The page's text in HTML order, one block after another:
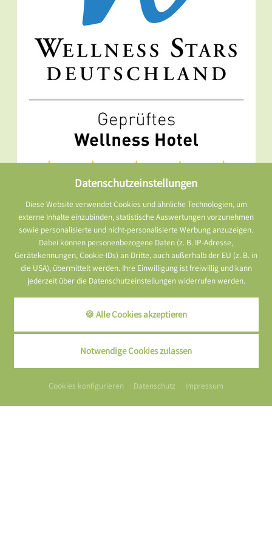
Datenschutzeinstellungen
Diese Website verwendet Cookies und ähnliche Technologien, um
externe Inhalte einzubinden, statistische Auswertungen vorzunehmen
sowie personalisierte und nicht-personalisierte Werbung anzuzeigen.
Dabei können personenbezogene Daten (z. B. IP-Adresse,
Gerätekennungen, Cookie-IDs) an Dritte, auch außerhalb der EU (z. B. in
die USA), übermittelt werden. Ihre Einwilligung ist freiwillig und kann
jederzeit über die Datenschutzeinstellungen widerrufen werden.
🍪 Alle Cookies akzeptieren
Notwendige Cookies zulassen
Cookies konfigurieren Datenschutz Impressum